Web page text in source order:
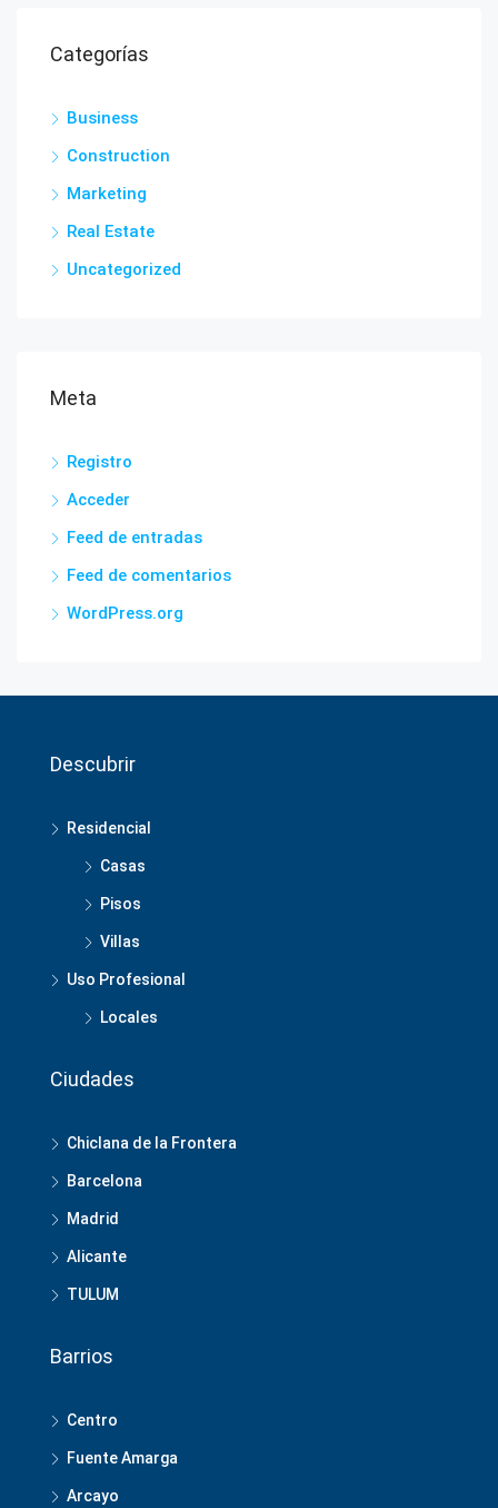
Categorías
Business
Construction
Marketing
Real Estate
Uncategorized
Meta
Registro
Acceder
Feed de entradas
Feed de comentarios
WordPress.org
Descubrir
Residencial
Casas
Pisos
Villas
Uso Profesional
Locales
Ciudades
Chiclana de la Frontera
Barcelona
Madrid
Alicante
TULUM
Barrios
Centro
Fuente Amarga
Arcayo